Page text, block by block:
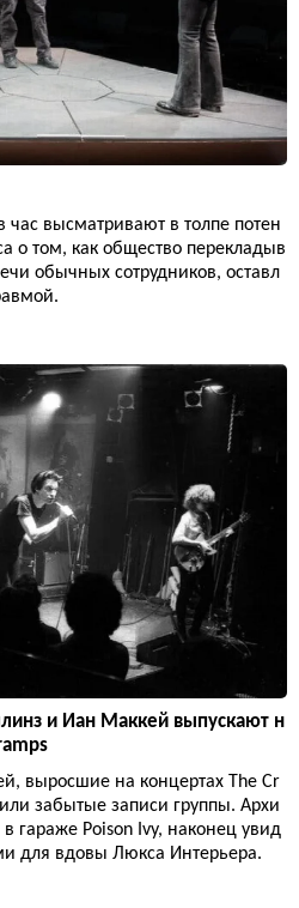
час высматривают в толпе потен
о том, как общество перекладыв
обычных сотрудников, оставл
и Иан Маккей выпускают н
выросшие на концертах The Cr
забытые записи группы. Архи
гараже Poison Ivy, наконец увид
для вдовы Люкса Интерьера.